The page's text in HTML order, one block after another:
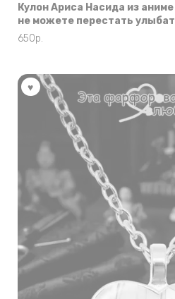
Кулон Ариса Насида из
не можете перестать
650р.